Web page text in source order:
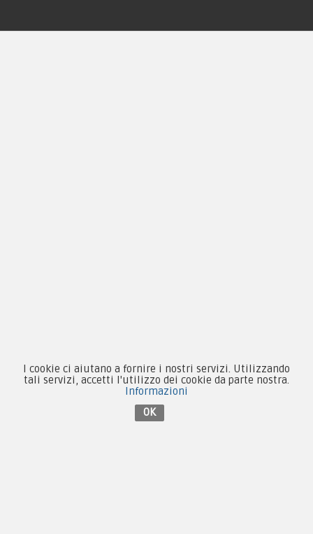
I cookie ci aiutano a fornire i nostri servizi. Utilizzando
tali servizi, accetti l'utilizzo dei cookie da parte nostra.
Informazioni
OK